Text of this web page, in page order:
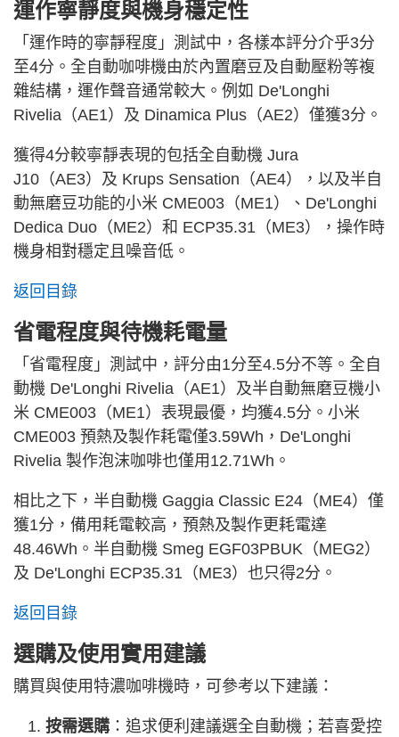
運作寧靜度與機身穩定性
「運作時的寧靜程度」測試中，各樣本評分介乎3分
至4分。全自動咖啡機由於內置磨豆及自動壓粉等複
雜結構，運作聲音通常較大。例如 De'Longhi
Rivelia（AE1）及 Dinamica Plus（AE2）僅獲3分。
獲得4分較寧靜表現的包括全自動機 Jura
J10（AE3）及 Krups Sensation（AE4），以及半自
動無磨豆功能的小米 CME003（ME1）、De'Longhi
Dedica Duo（ME2）和 ECP35.31（ME3），操作時
機身相對穩定且噪音低。
返回目錄
省電程度與待機耗電量
「省電程度」測試中，評分由1分至4.5分不等。全自
動機 De'Longhi Rivelia（AE1）及半自動無磨豆機小
米 CME003（ME1）表現最優，均獲4.5分。小米
CME003 預熱及製作耗電僅3.59Wh，De'Longhi
Rivelia 製作泡沫咖啡也僅用12.71Wh。
相比之下，半自動機 Gaggia Classic E24（ME4）僅
獲1分，備用耗電較高，預熱及製作更耗電達
48.46Wh。半自動機 Smeg EGF03PBUK（MEG2）
及 De'Longhi ECP35.31（ME3）也只得2分。
返回目錄
選購及使用實用建議
購買與使用特濃咖啡機時，可參考以下建議：
按需選購 ：追求便利建議選全自動機；若喜愛控